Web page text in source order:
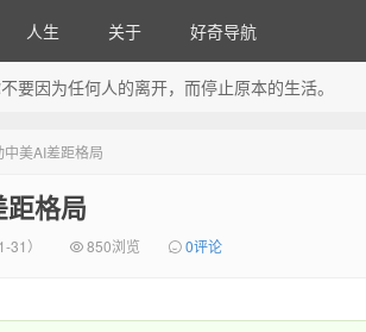
人生 关于 好奇导航
因为任何人的离开，而停止原本的生活。
美AI差距格局
格局
） 850浏览 0评论